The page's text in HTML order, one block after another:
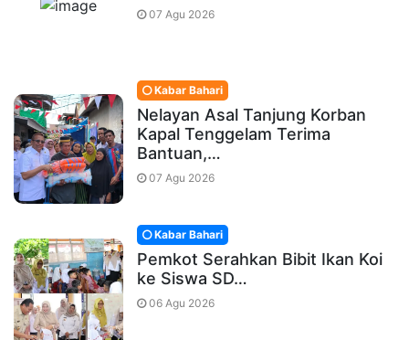
07 Agu 2026
Kabar Bahari
Nelayan Asal Tanjung Korban
Kapal Tenggelam Terima
Bantuan,…
07 Agu 2026
Kabar Bahari
Pemkot Serahkan Bibit Ikan Koi
ke Siswa SD…
06 Agu 2026